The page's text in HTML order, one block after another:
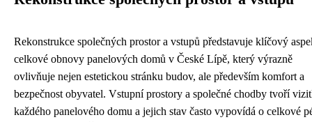
Rekonstrukce společných prostor a vstupů představuje klíčový
celkové obnovy panelových domů v České Lípě, který výrazně
ovlivňuje nejen estetickou stránku budov, ale především komfort a
bezpečnost obyvatel. Vstupní prostory a společné chodby tvoří
každého panelového domu a jejich stav často vypovídá o celkové